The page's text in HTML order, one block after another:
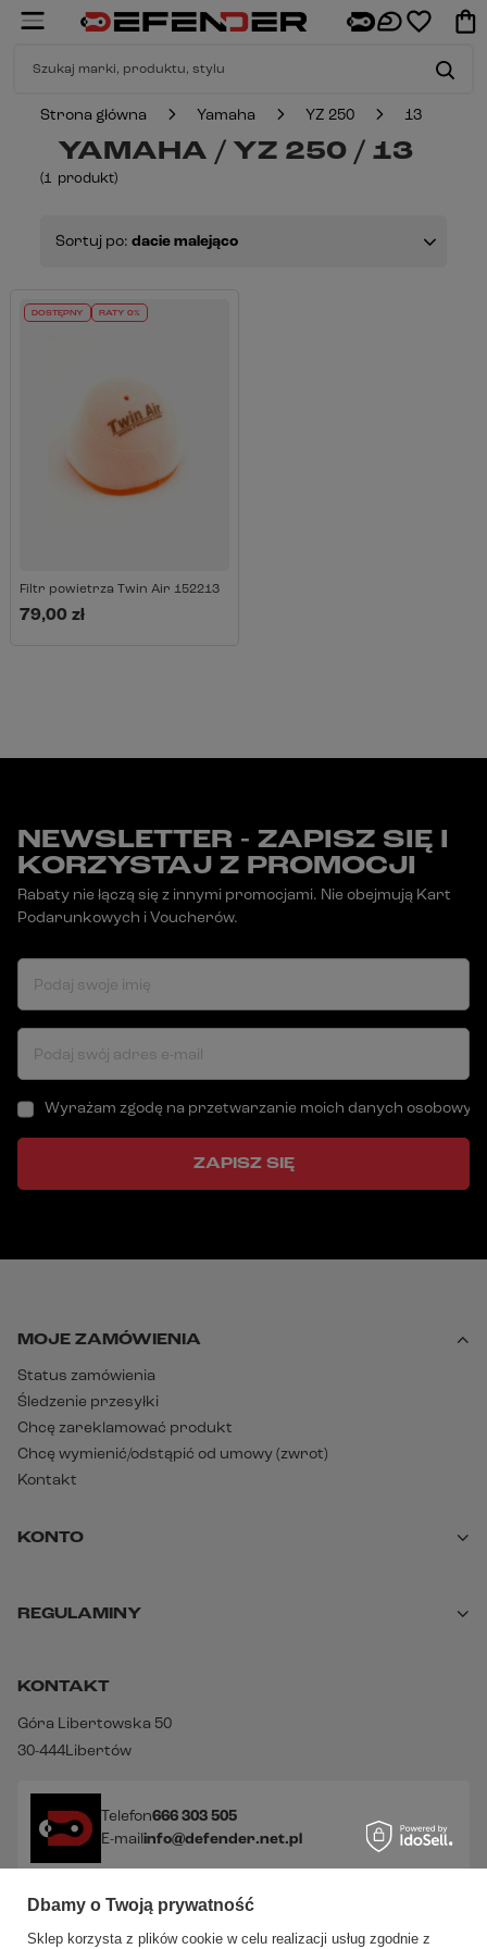
Strona główna Yamaha YZ 250 13
YAMAHA / YZ 250 / 13
(1 produkt)
Sortuj po: dacie malejąco
DOSTĘPNY RATY 0%
Filtr powietrza Twin Air 152213
79,00 zł
NEWSLETTER - ZAPISZ SIĘ I
KORZYSTAJ Z PROMOCJI
Rabaty nie łączą się z innymi promocjami. Nie obejmują Kart
Podarunkowych i Voucherów.
Podaj swoje imię
Podaj swój adres e-mail
Wyrażam zgodę na przetwarzanie moich danych
ZAPISZ SIĘ
MOJE ZAMÓWIENIA
Status zamówienia
Śledzenie przesyłki
Chcę zareklamować produkt
Chcę wymienić/odstąpić od umowy (zwrot)
Kontakt
KONTO
REGULAMINY
KONTAKT
Góra Libertowska 50
30-444Libertów
Telefon666 303 505
E-mailinfo@defender.net.pl
Dbamy o Twoją prywatność
Sklep korzysta z plików cookie w celu realizacji usług zgodnie z